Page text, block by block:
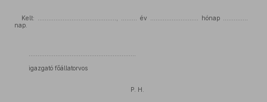
Kelt: ............................................, ......... év ........................... hónap ..............
nap.
igazgató főállatorvos
P. H.